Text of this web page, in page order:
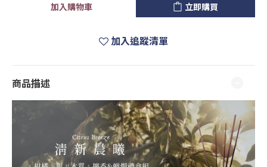
加入購物車 立即購買
加入追蹤清單
商品描述